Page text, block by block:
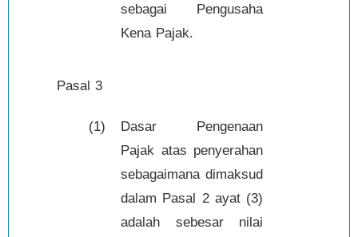
sebagai Pengusaha
Kena Pajak.
Pasal 3
(1)
Dasar Pengenaan
Pajak atas penyerahan
sebagaimana dimaksud
dalam Pasal 2 ayat (3)
adalah sebesar nilai